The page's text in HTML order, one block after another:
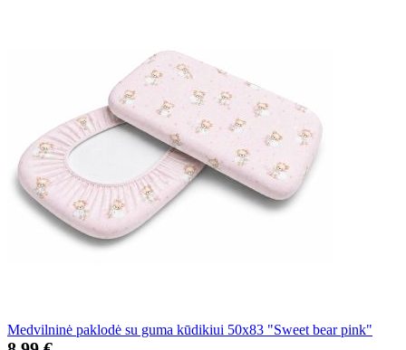
Medvilninė paklodė su guma kūdikiui 50x83 "Sweet bear pink"